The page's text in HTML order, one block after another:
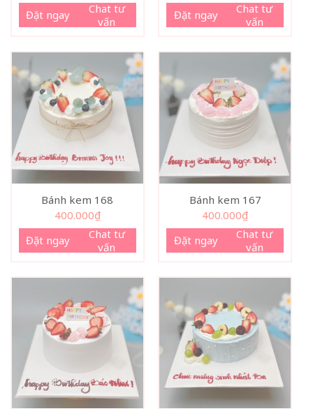
Đặt ngay
Chat tư
vấn
Đặt ngay
Chat tư
vấn
Bánh kem 168
400.000₫
Đặt ngay
Chat tư
vấn
Bánh kem 167
400.000₫
Đặt ngay
Chat tư
vấn